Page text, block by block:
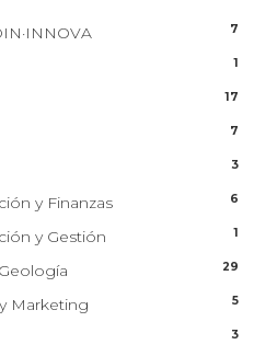
7
1
17
7
3
y Finanzas 6
y Gestión 1
29
Marketing 5
3